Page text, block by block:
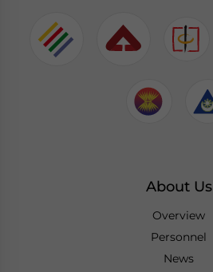
About Us
Overview
Personnel
News